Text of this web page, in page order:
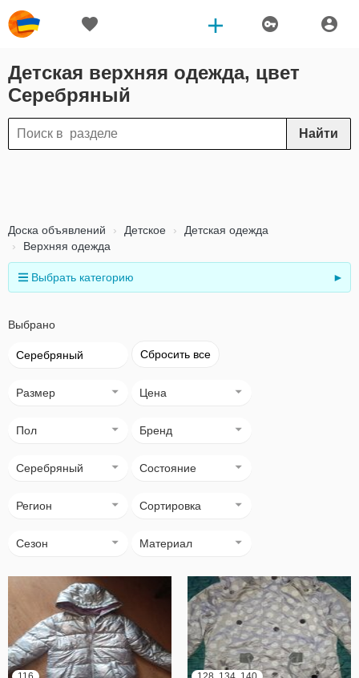
Детская верхняя одежда, цвет
Серебряный
Найти
Доска объявлений Детское
Детская одежда
Верхняя одежда
Выбрать категорию ►
Выбрано
Серебряный Сбросить все
Размер Цена
Пол Бренд
Серебряный Состояние
Регион Сортировка
Сезон Материал